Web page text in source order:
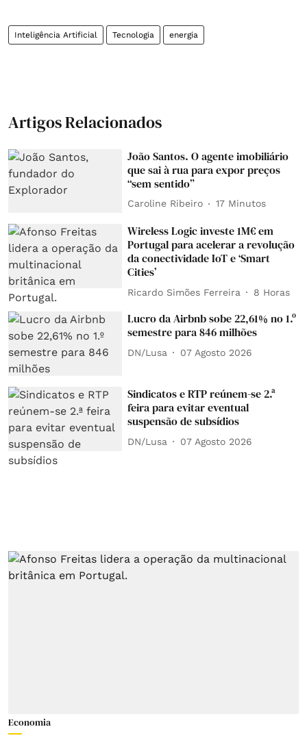
Inteligência Artificial Tecnologia energia
Artigos Relacionados
João Santos. O agente imobiliário
que sai à rua para expor preços
“sem sentido”
Caroline Ribeiro 17 Minutos
Wireless Logic investe 1M€ em
Portugal para acelerar a revolução
da conectividade IoT e ‘Smart
Cities’
Ricardo Simões Ferreira 8 Horas
Lucro da Airbnb sobe 22,61% no 1.º
semestre para 846 milhões
DN/Lusa 07 Agosto 2026
Sindicatos e RTP reúnem-se 2.ª
feira para evitar eventual
suspensão de subsídios
DN/Lusa 07 Agosto 2026
Economia